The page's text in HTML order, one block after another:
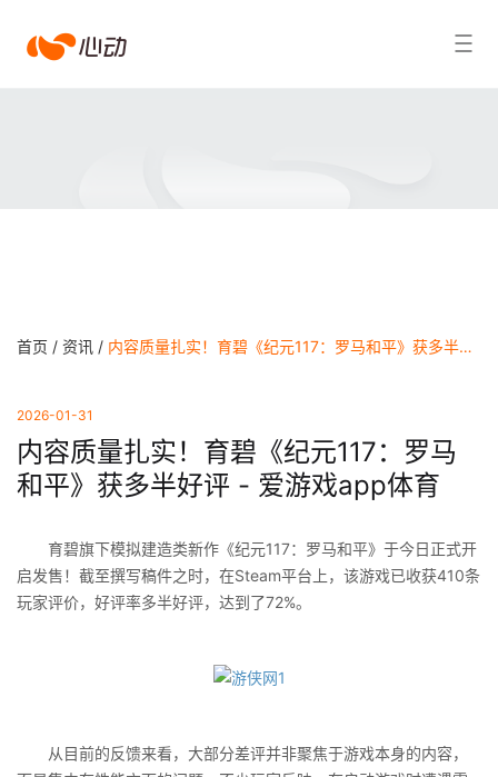
爱搜索结果
首页 / 资讯 / 内容质量扎实！育碧《纪元117：罗马和平》获多半好评 - 爱游戏app体育
2026-01-31
内容质量扎实！育碧《纪元117：罗马
和平》获多半好评 - 爱游戏app体育
育碧旗下模拟建造类新作《纪元117：罗马和平》于今日正式开
启发售！截至撰写稿件之时，在Steam平台上，该游戏已收获410条
玩家评价，好评率多半好评，达到了72%。
从目前的反馈来看，大部分差评并非聚焦于游戏本身的内容，